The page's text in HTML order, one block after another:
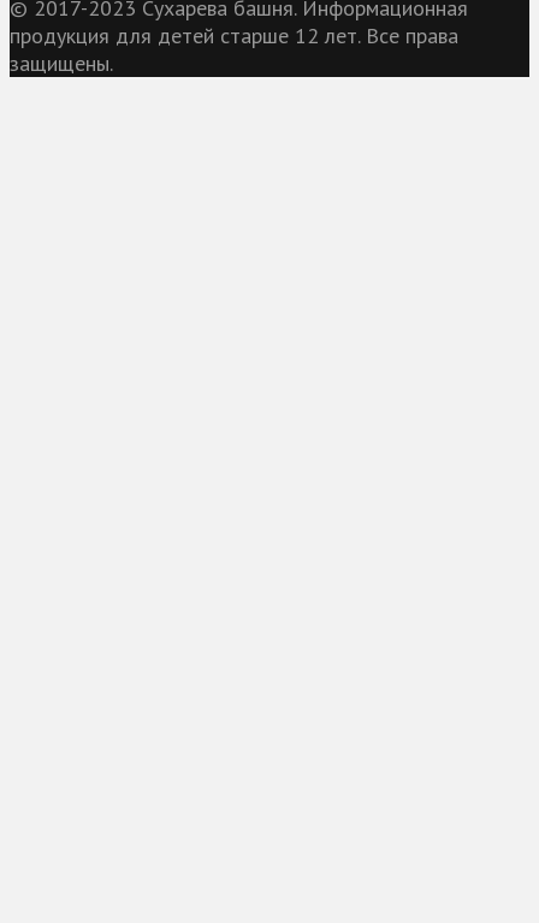
© 2017-2023 Сухарева башня. Информационная
продукция для детей старше 12 лет. Все права
защищены.